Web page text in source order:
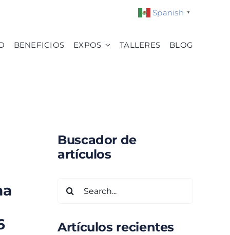
Spanish ▼
BENEFICIOS EXPOS TALLERES BLOG
Buscador de
artículos
Artículos recientes